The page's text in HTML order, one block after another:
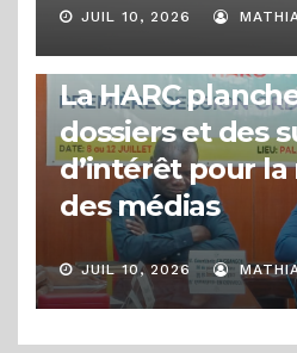
JUIL 10, 2026
ACTUALITÉS
1ère session
La HARC
dossiers et des
d’intérêt pour
des médias
JUIL 10, 2026